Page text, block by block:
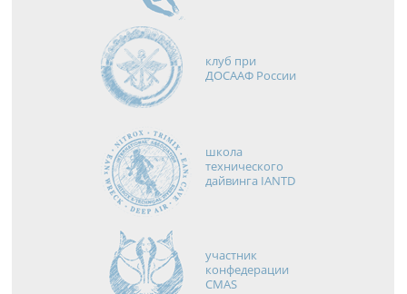
клуб при
ДОСААФ России
школа
технического
дайвинга IANTD
участник
конфедерации
CMAS